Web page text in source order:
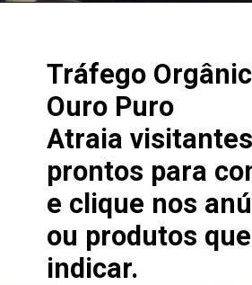
Tráfego
Ouro Puro
Atraia visitantes
prontos para
e clique nos
ou produtos
indicar.